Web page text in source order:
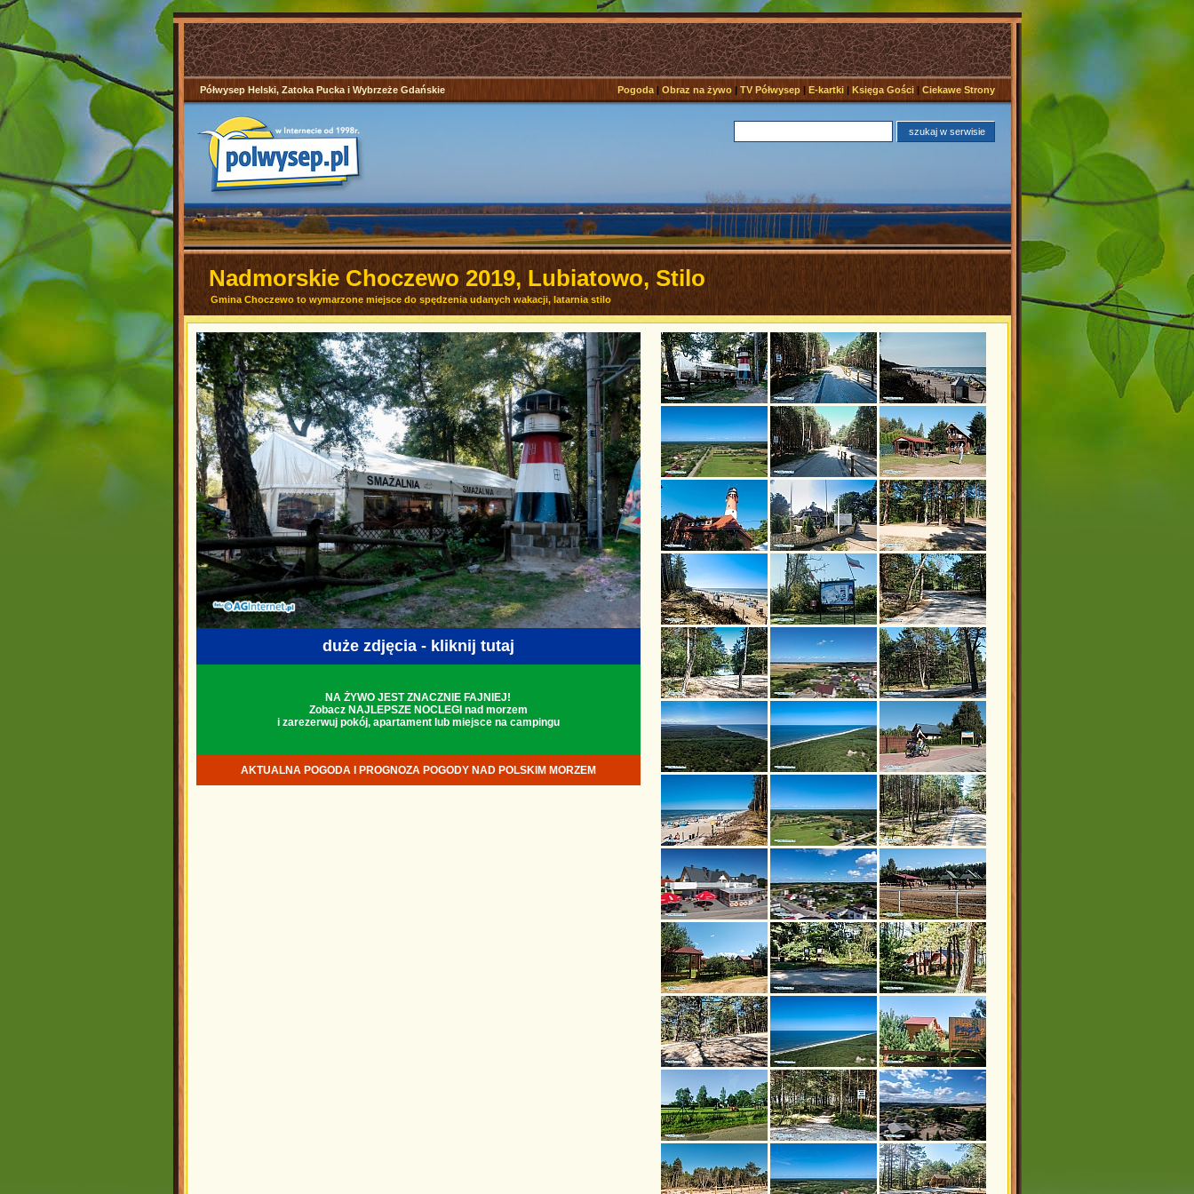
Pogoda| Obraz na żywo| TV Półwysep| E-kartki| Księga Gości| Ciekawe Strony
Półwysep Helski, Zatoka Pucka i Wybrzeże Gdańskie
Nadmorskie Choczewo 2019, Lubiatowo, Stilo
Gmina Choczewo to wymarzone miejsce do spędzenia udanych wakacji, latarnia stilo
duże zdjęcia - kliknij tutaj
NA ŻYWO JEST ZNACZNIE FAJNIEJ!
Zobacz NAJLEPSZE NOCLEGI nad morzem
i zarezerwuj pokój, apartament lub miejsce na campingu
AKTUALNA POGODA I PROGNOZA POGODY NAD POLSKIM MORZEM